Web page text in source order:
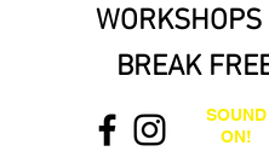
WORKSHOPS
BREAK
SOUND
ON!